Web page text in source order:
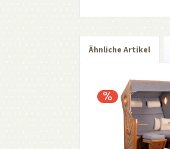
Ähnliche Artikel